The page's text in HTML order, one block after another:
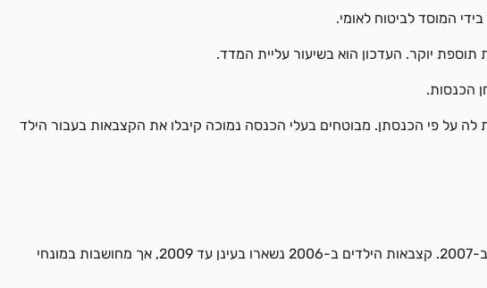
יוקר. העדכון הוא בשיעור עליית המדד.
לה על פי הכנסתן. מבוטחים בעלי הכנסה נמוכה קיבלו את הקצבאות בעבור הילד
באוגוסט 2003 הוחל בקיצוץ הדרגתי של כל קצבאות הילדים עד להשוואתן. תהליך זה היה אמור להימשך עד 2009, אך נעצר ב-2007. קצבאות הילדים ב-2006 נשארו בעינן עד 2009, אך מחושבות במונחי